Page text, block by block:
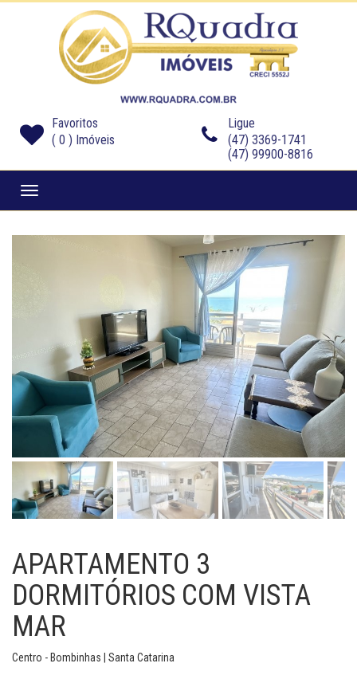
Favoritos
( 0 ) Imóveis
Ligue
(47) 3369-1741
(47) 99900-8816
Navegaçåo
APARTAMENTO 3
DORMITÓRIOS COM VISTA
MAR
Centro - Bombinhas | Santa Catarina